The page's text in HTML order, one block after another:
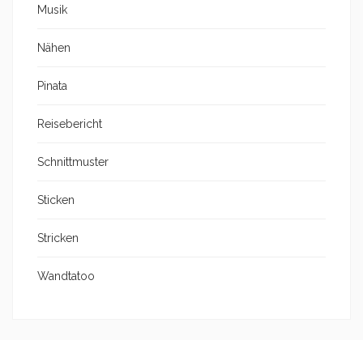
Musik
Nähen
Pinata
Reisebericht
Schnittmuster
Sticken
Stricken
Wandtatoo